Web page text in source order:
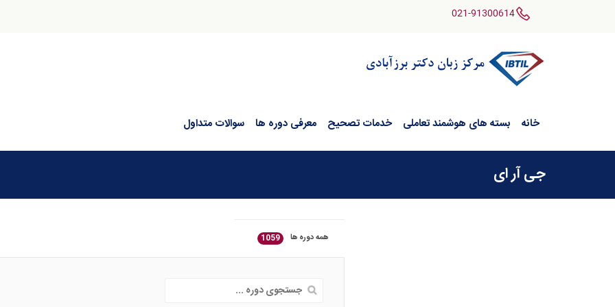
021-91300614
خانه بسته های هوشمند تعاملی خدمات تصحیح معرفی دوره ها سوالات متداول
جی آر ای
همه دوره ها 1059